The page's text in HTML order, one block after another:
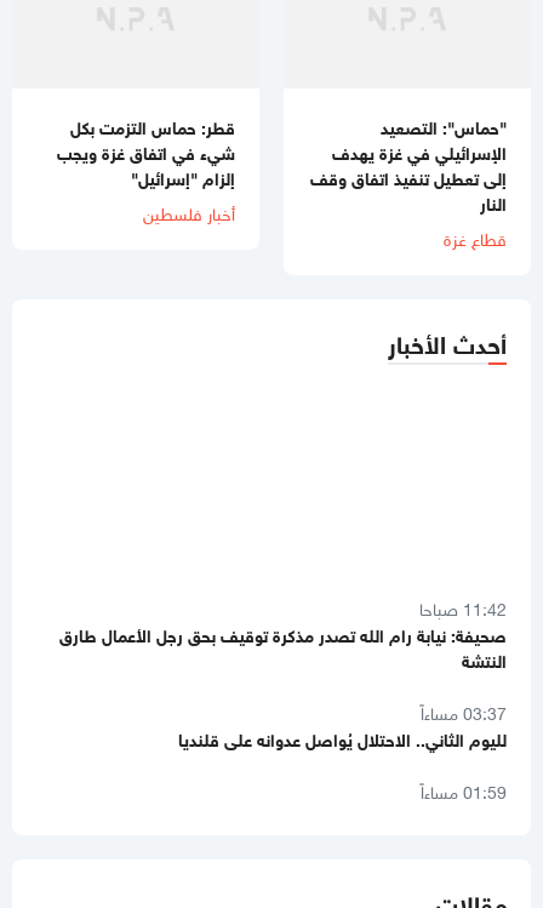
"حماس": التصعيد
الإسرائيلي في غزة يهدف
إلى تعطيل تنفيذ اتفاق وقف
النار
قطاع غزة
قطر: حماس التزمت بكل
شيء في اتفاق غزة ويجب
إلزام "إسرائيل"
أخبار فلسطين
أحدث الأخبار
صحيفة: نيابة رام الله تصدر مذكرة توقيف بحق رجل الأعمال طارق
النتشة
لليوم الثاني.. الاحتلال يُواصل عدوانه على قلنديا
8 دول عربية وإسلامية تصدر بيانا مشتركا بشأن غزة